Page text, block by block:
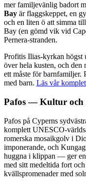
mer familjevänlig badort
Bay är flaggskeppet, en
och en liten ö att simma
Bay (en gömd vik vid
Pernera-stranden.
Profitis Ilias-kyrkan högst
över hela kusten, och
ett måste för barnfamiljer.
med barn. Läs vår
Pafos — Kultur och
Pafos på Cyperns
komplett UNESCO-
romerska mosaikgolv i
imponerande, och
huggna i klippan — ger en
med sitt medeltida fort
kvällspromenader med